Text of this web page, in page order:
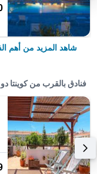
شاهد المزيد من أهم
فنادق بالقرب من كوينتا